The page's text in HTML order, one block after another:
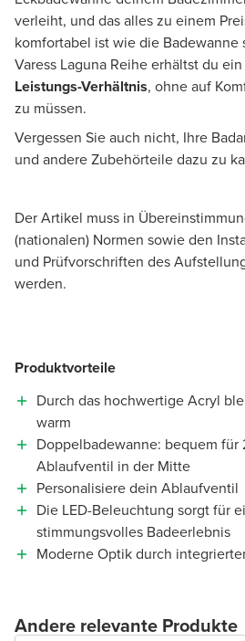
verleiht, und das alles zu einem
komfortabel ist wie die Badewanne
Varess Laguna Reihe erhältst du ein
Leistungs-Verhältnis, ohne auf
zu müssen.
Vergessen Sie auch nicht, Ihre
und andere Zubehörteile dazu zu
Der Artikel muss in
(nationalen) Normen sowie den
und Prüfvorschriften des
werden.
Produktvorteile
Durch das hochwertige Acryl
warm
Doppelbadewanne: bequem für
Ablaufventil in der Mitte
Personalisiere dein Ablaufventil
Die LED-Beleuchtung sorgt für
stimmungsvolles Badeerlebnis
Moderne Optik durch
Andere relevante Produkte